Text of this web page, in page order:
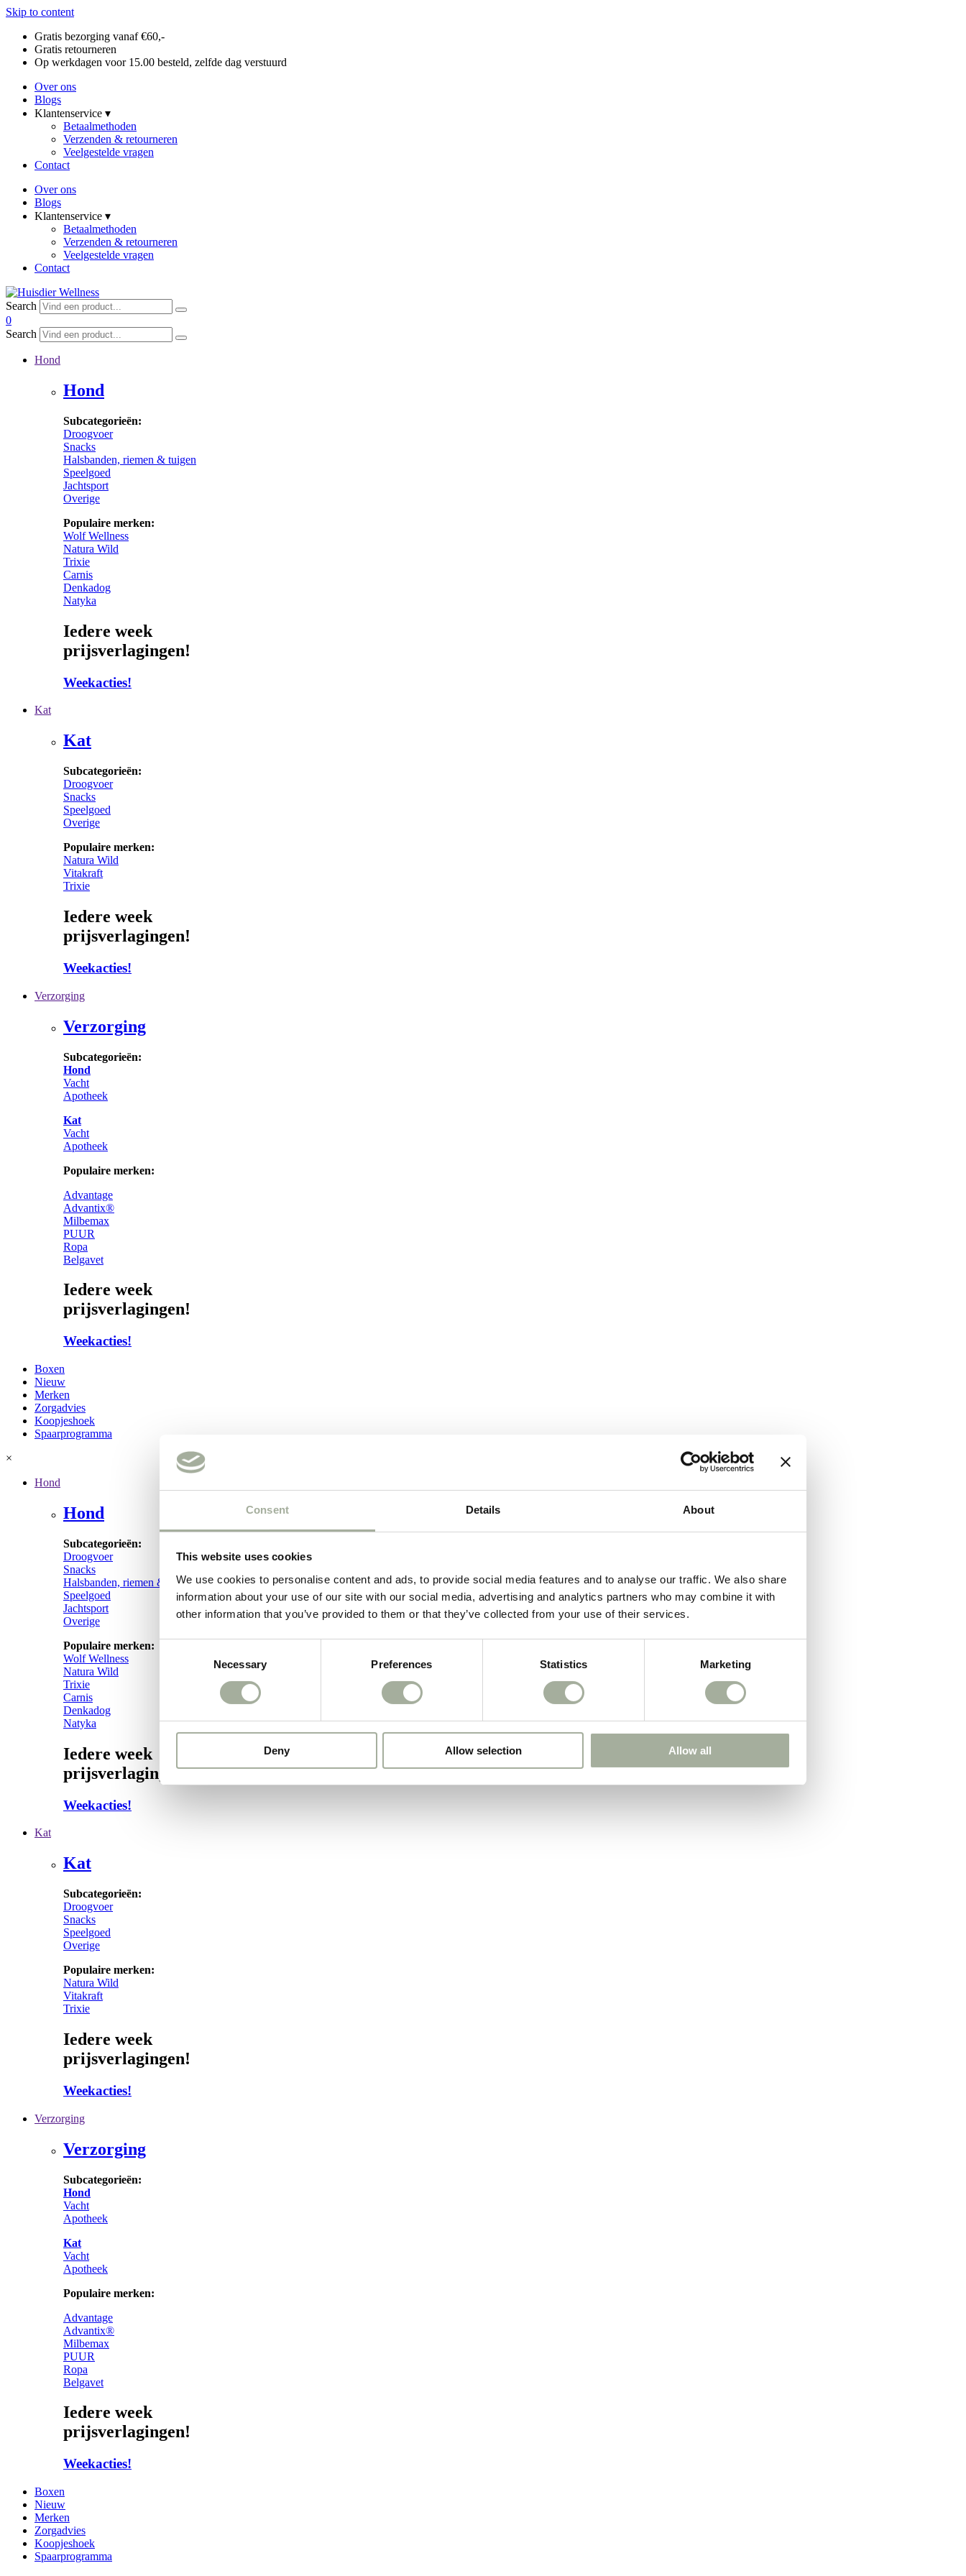
Consent Details About
This website uses cookies
We use cookies to personalise content and ads, to provide social media features and to analyse our traffic. We also share
information about your use of our site with our social media, advertising and analytics partners who may combine it with
other information that you’ve provided to them or that they’ve collected from your use of their services.
Necessary Preferences Statistics Marketing
Deny Allow selection Allow all
Skip to content
Gratis bezorging vanaf €60,-
Gratis retourneren
Op werkdagen voor 15.00 besteld, zelfde dag verstuurd
Over ons
Blogs
Klantenservice ▾
Betaalmethoden
Verzenden & retourneren
Veelgestelde vragen
Contact
Over ons
Blogs
Klantenservice ▾
Betaalmethoden
Verzenden & retourneren
Veelgestelde vragen
Contact
Search
0
Search
Hond
Hond
Subcategorieën:
Droogvoer
Snacks
Halsbanden, riemen & tuigen
Speelgoed
Jachtsport
Overige
Populaire merken:
Wolf Wellness
Natura Wild
Trixie
Carnis
Denkadog
Natyka
Iedere week
prijsverlagingen!
Weekacties!
Kat
Kat
Subcategorieën:
Droogvoer
Snacks
Speelgoed
Overige
Populaire merken:
Natura Wild
Vitakraft
Trixie
Iedere week
prijsverlagingen!
Weekacties!
Verzorging
Verzorging
Subcategorieën:
Hond
Vacht
Apotheek
Kat
Vacht
Apotheek
Populaire merken:
Advantage
Advantix®
Milbemax
PUUR
Ropa
Belgavet
Iedere week
prijsverlagingen!
Weekacties!
Boxen
Nieuw
Merken
Zorgadvies
Koopjeshoek
Spaarprogramma
×
Hond
Hond
Subcategorieën:
Droogvoer
Snacks
Halsbanden, riemen & tuigen
Speelgoed
Jachtsport
Overige
Populaire merken:
Wolf Wellness
Natura Wild
Trixie
Carnis
Denkadog
Natyka
Iedere week
prijsverlagingen!
Weekacties!
Kat
Kat
Subcategorieën:
Droogvoer
Snacks
Speelgoed
Overige
Populaire merken:
Natura Wild
Vitakraft
Trixie
Iedere week
prijsverlagingen!
Weekacties!
Verzorging
Verzorging
Subcategorieën:
Hond
Vacht
Apotheek
Kat
Vacht
Apotheek
Populaire merken:
Advantage
Advantix®
Milbemax
PUUR
Ropa
Belgavet
Iedere week
prijsverlagingen!
Weekacties!
Boxen
Nieuw
Merken
Zorgadvies
Koopjeshoek
Spaarprogramma